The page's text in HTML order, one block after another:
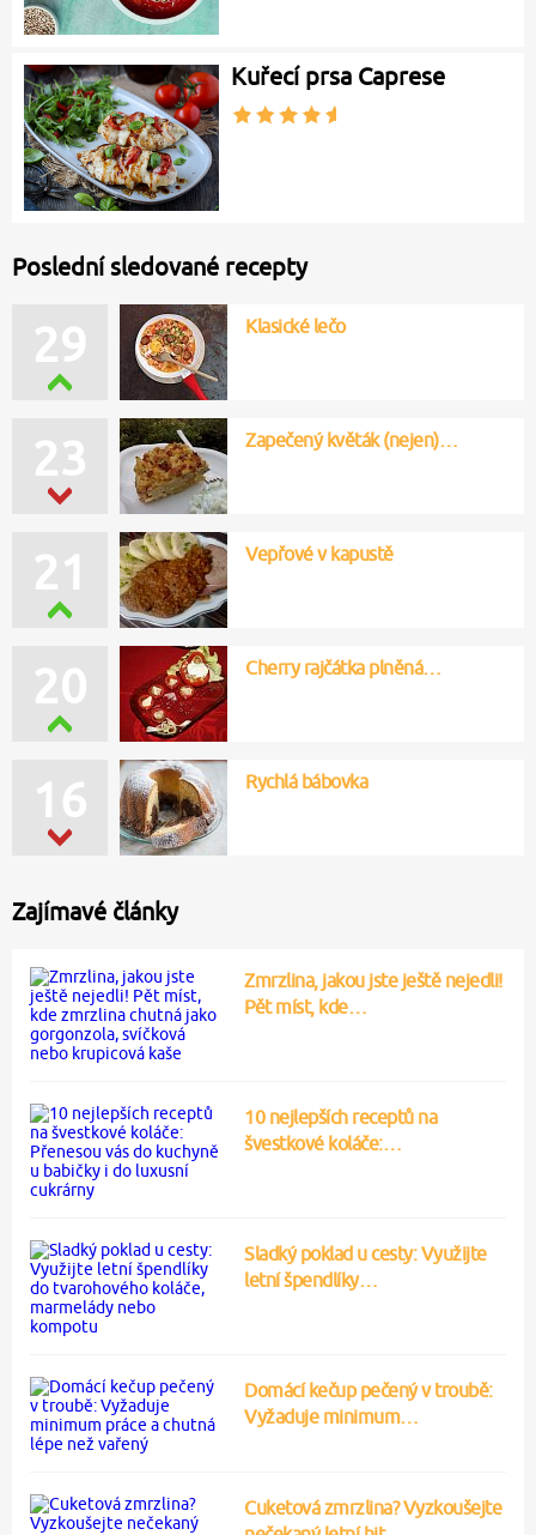
Kuřecí prsa Caprese
Poslední sledované recepty
29 Klasické lečo
23 Zapečený květák (nejen)…
21 Vepřové v kapustě
20 Cherry rajčátka plněná…
16 Rychlá bábovka
Zajímavé články
Zmrzlina, jakou jste ještě nejedli!
Pět míst, kde…
10 nejlepších receptů na
švestkové koláče:…
Sladký poklad u cesty: Využijte
letní špendlíky…
Domácí kečup pečený v troubě:
Vyžaduje minimum…
Cuketová zmrzlina? Vyzkoušejte